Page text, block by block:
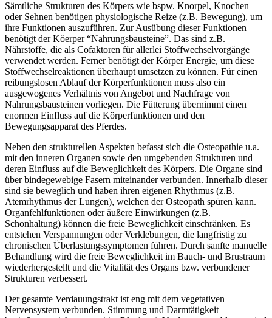
Sämtliche Strukturen des Körpers wie bspw. Knorpel, Knochen
oder Sehnen benötigen physiologische Reize (z.B. Bewegung), um
ihre Funktionen auszuführen. Zur Ausübung dieser Funktionen
benötigt der Köerper “Nahrungsbausteine”. Das sind z.B.
Nährstoffe, die als Cofaktoren für allerlei Stoffwechselvorgänge
verwendet werden. Ferner benötigt der Körper Energie, um diese
Stoffwechselreaktionen überhaupt umsetzen zu können. Für einen
reibungslosen Ablauf der Körperfunktionen muss also ein
ausgewogenes Verhältnis von Angebot und Nachfrage von
Nahrungsbausteinen vorliegen. Die Fütterung übernimmt einen
enormen Einfluss auf die Körperfunktionen und den
Bewegungsapparat des Pferdes.
Neben den strukturellen Aspekten befasst sich die Osteopathie u.a.
mit den inneren Organen sowie den umgebenden Strukturen und
deren Einfluss auf die Beweglichkeit des Körpers. Die Organe sind
über bindegewebige Fasern miteinander verbunden. Innerhalb dieser
sind sie beweglich und haben ihren eigenen Rhythmus (z.B.
Atemrhythmus der Lungen), welchen der Osteopath spüren kann.
Organfehlfunktionen oder äußere Einwirkungen (z.B.
Schonhaltung) können die freie Beweglichkeit einschränken. Es
entstehen Verspannungen oder Verklebungen, die langfristig zu
chronischen Überlastungssymptomen führen. Durch sanfte manuelle
Behandlung wird die freie Beweglichkeit im Bauch- und Brustraum
wiederhergestellt und die Vitalität des Organs bzw. verbundener
Strukturen verbessert.
Der gesamte Verdauungstrakt ist eng mit dem vegetativen
Nervensystem verbunden. Stimmung und Darmtätigkeit